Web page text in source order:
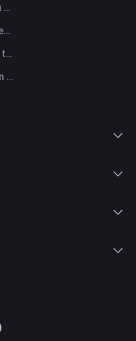
ULTIMA (Ultima) Giá Token & Biểu đồ trực tiếp mới nhất
MU (Micron Technology) Giá Token & Biểu đồ trực tiếp mới nhất
PEAK (PEAK) Giá Token & Biểu đồ trực tiếp mới nhất
JPM (JPMorgan Chase) Giá Token & Biểu đồ trực tiếp mới nhất